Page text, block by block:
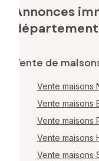
Annonces
département
Vente de
Vente maisons
Vente maisons
Vente maisons
Vente maisons
Vente maisons